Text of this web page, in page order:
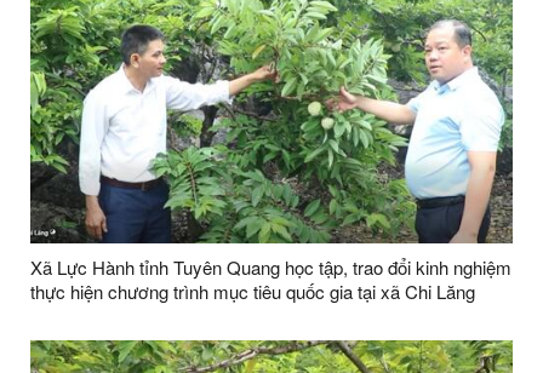
Xã Lực Hành tỉnh Tuyên Quang học tập, trao đổi kinh nghiệm
thực hiện chương trình mục tiêu quốc gia tại xã Chi Lăng